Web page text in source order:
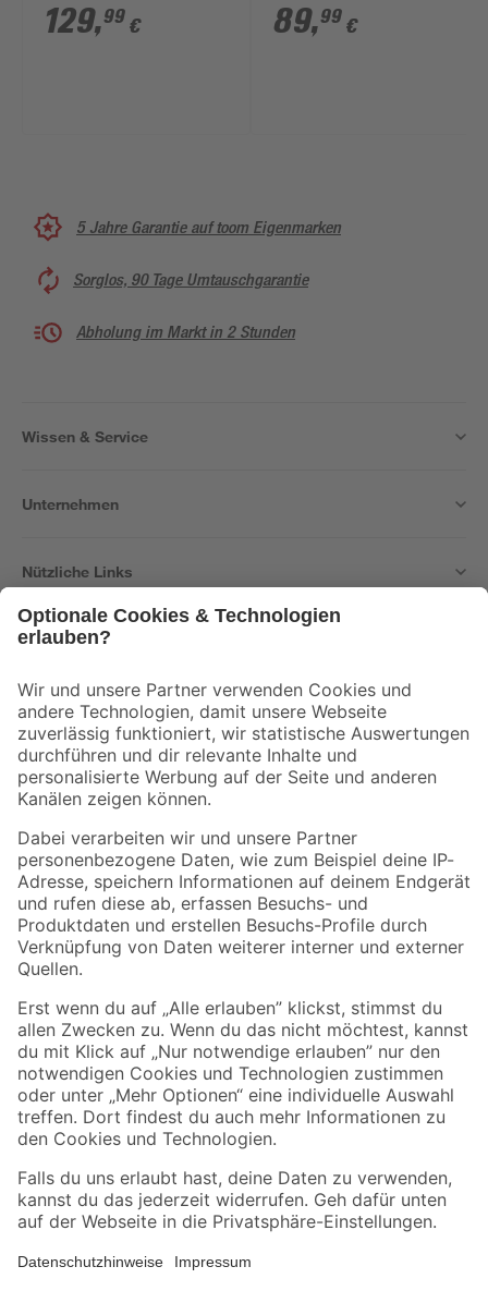
129,99 €
1500 W
89,99 €
5 Jahre Garantie auf toom Eigenmarken
Sorglos, 90 Tage Umtauschgarantie
Abholung im Markt in 2 Stunden
Wissen & Service
Unternehmen
Nützliche Links
Der toom Newsletter: Keine Angebote und Aktionen mehr verpassen!
Zur Newsletter Anmeldung
Folge uns
Zahlungsarten Versandarten
Sicher einkaufen
Jetzt die toom-App herunterladen
Alle Preisangaben in EUR inkl. gesetzl. MwSt.. Die dargestellten Angebote sind unter
Umständen nicht in allen Märkten verfügbar. Die angegebenen Verfügbarkeiten beziehen
Produkte nur solange der Vorrat reicht.
*Paketversand ab 59 € versandkostenfrei, gilt nicht für Artikel mit Speditionsversand, hier